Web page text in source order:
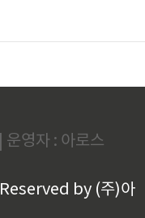
영자 : 아로스
by (주)아